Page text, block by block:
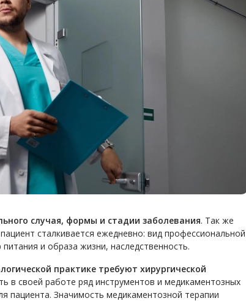
случая, формы и стадии заболевания. Так же
сталкивается ежедневно: вид профессиональной
и образа жизни, наследственность.
практике требуют хирургической
в своей работе ряд инструментов и медикаментозных
пациента. Значимость медикаментозной терапии